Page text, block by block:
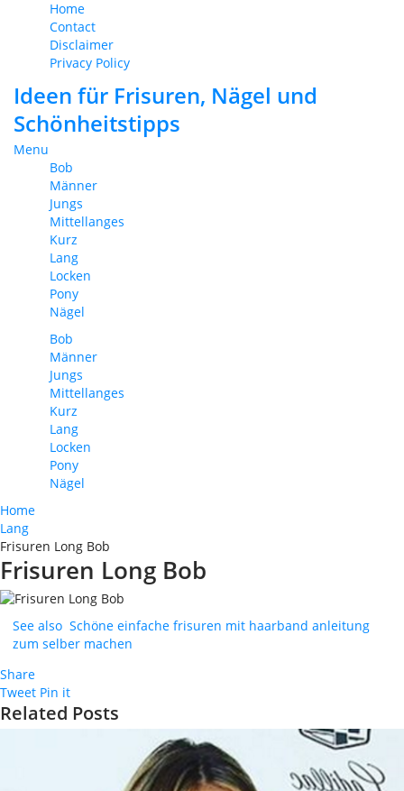
Home
Contact
Disclaimer
Privacy Policy
Ideen für Frisuren, Nägel und
Schönheitstipps
Menu
Bob
Männer
Jungs
Mittellanges
Kurz
Lang
Locken
Pony
Nägel
Bob
Männer
Jungs
Mittellanges
Kurz
Lang
Locken
Pony
Nägel
Home
Lang
Frisuren Long Bob
Frisuren Long Bob
See also Schöne einfache frisuren mit haarband anleitung
zum selber machen
Share
Tweet Pin it
Related Posts